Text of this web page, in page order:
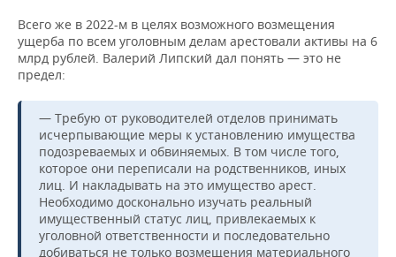
Всего же в 2022-м в целях возможного возмещения
ущерба по всем уголовным делам арестовали активы на 6
млрд рублей. Валерий Липский дал понять — это не
предел:
— Требую от руководителей отделов принимать
исчерпывающие меры к установлению имущества
подозреваемых и обвиняемых. В том числе того,
которое они переписали на родственников, иных
лиц. И накладывать на это имущество арест.
Необходимо досконально изучать реальный
имущественный статус лиц, привлекаемых к
уголовной ответственности и последовательно
добиваться не только возмещения материального